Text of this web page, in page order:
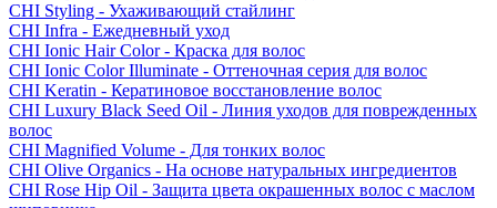
CHI Styling - Ухаживающий стайлинг
CHI Infra - Ежедневный уход
CHI Ionic Hair Color - Краска для волос
CHI Ionic Color Illuminate - Оттеночная серия для волос
CHI Keratin - Кератиновое восстановление волос
CHI Luxury Black Seed Oil - Линия уходов для поврежденных
волос
CHI Magnified Volume - Для тонких волос
CHI Olive Organics - На основе натуральных ингредиентов
CHI Rose Hip Oil - Защита цвета окрашенных волос с маслом